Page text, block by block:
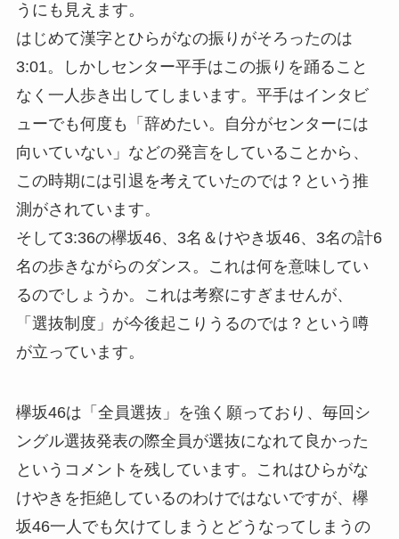
うにも見えます。
はじめて漢字とひらがなの振りがそろったのは
3:01。しかしセンター平手はこの振りを踊ること
なく一人歩き出してしまいます。平手はインタビ
ューでも何度も「辞めたい。自分がセンターには
向いていない」などの発言をしていることから、
この時期には引退を考えていたのでは？という推
測がされています。
そして3:36の欅坂46、3名＆けやき坂46、3名の計6
名の歩きながらのダンス。これは何を意味してい
るのでしょうか。これは考察にすぎませんが、
「選抜制度」が今後起こりうるのでは？という噂
が立っています。
欅坂46は「全員選抜」を強く願っており、毎回シ
ングル選抜発表の際全員が選抜になれて良かった
というコメントを残しています。これはひらがな
けやきを拒絶しているのわけではないですが、欅
坂46一人でも欠けてしまうとどうなってしまうの